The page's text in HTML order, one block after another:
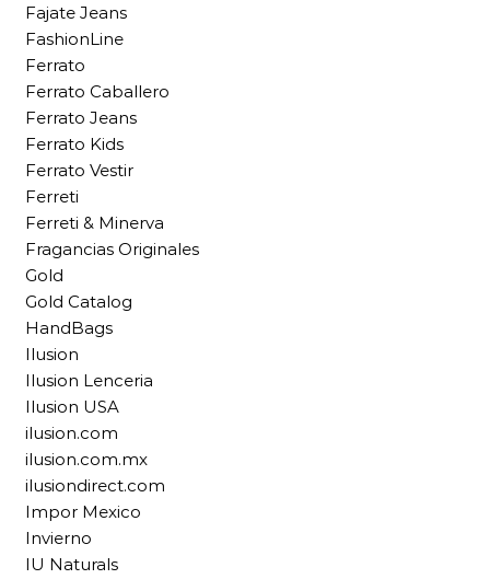
Fajate Jeans
FashionLine
Ferrato
Ferrato Caballero
Ferrato Jeans
Ferrato Kids
Ferrato Vestir
Ferreti
Ferreti & Minerva
Fragancias Originales
Gold
Gold Catalog
HandBags
Ilusion
Ilusion Lenceria
Ilusion USA
ilusion.com
ilusion.com.mx
ilusiondirect.com
Impor Mexico
Invierno
IU Naturals